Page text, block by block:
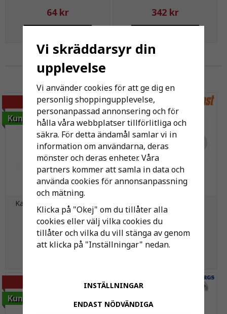
64 kr 342 kr
Andra har även köpt
Kaliumpermanganat 500g
-37%
Kundfavorit
245 kr 390 kr
id=22mm/yd=48mm
3 kr
Kundfavorit
Vi skräddarsyr din
upplevelse
Vi använder cookies för att ge dig en
personlig shoppingupplevelse,
personanpassad annonsering och för
hålla våra webbplatser tillförlitliga och
säkra. För detta ändamål samlar vi in
information om användarna, deras
mönster och deras enheter. Våra
partners kommer att samla in data och
använda cookies för annonsanpassning
och mätning.
Klicka på "Okej" om du tillåter alla
cookies eller välj vilka cookies du
tillåter och vilka du vill stänga av genom
att klicka på "Inställningar" nedan.
INSTÄLLNINGAR
ENDAST NÖDVÄNDIGA